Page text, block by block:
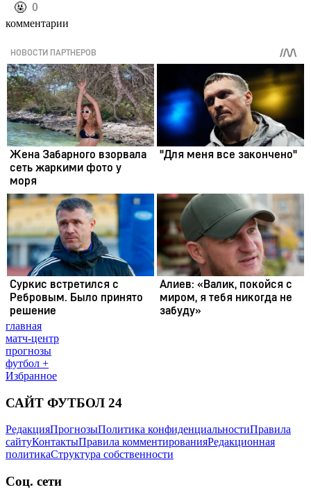
️🤬 0
комментарии
главная
матч-центр
прогнозы
футбол +
Избранное
САЙТ ФУТБОЛ 24
РедакцияПрогнозыПолитика конфиденциальностиПравила
сайтуКонтактыПравила комментированияРедакционная
политикаСтруктура собственности
Соц. сети